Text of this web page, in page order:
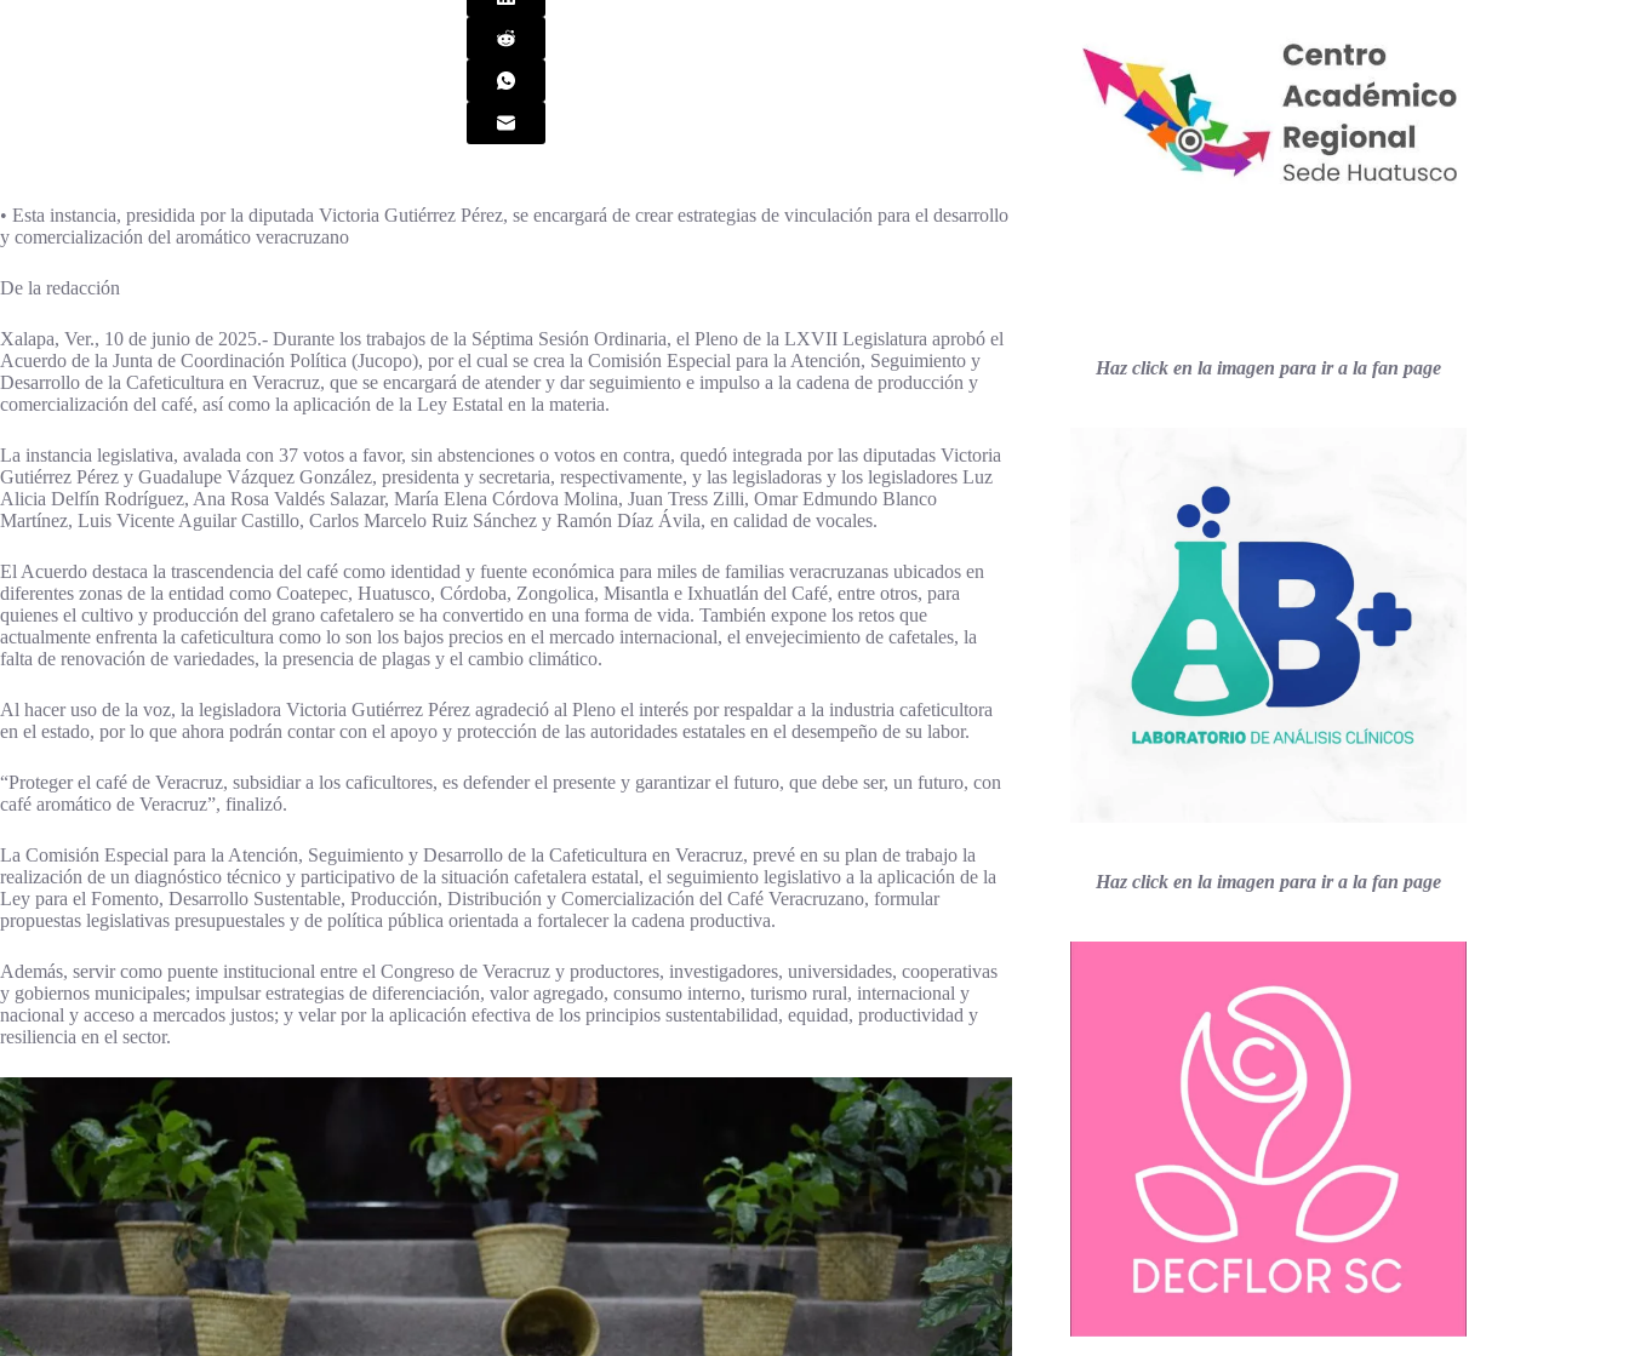
• Esta instancia, presidida por la diputada Victoria Gutiérrez Pérez, se encargará de crear estrategias de vinculación para el desarrollo
y comercialización del aromático veracruzano
De la redacción
Xalapa, Ver., 10 de junio de 2025.- Durante los trabajos de la Séptima Sesión Ordinaria, el Pleno de la LXVII Legislatura aprobó el
Acuerdo de la Junta de Coordinación Política (Jucopo), por el cual se crea la Comisión Especial para la Atención, Seguimiento y
Desarrollo de la Cafeticultura en Veracruz, que se encargará de atender y dar seguimiento e impulso a la cadena de producción y
comercialización del café, así como la aplicación de la Ley Estatal en la materia.
La instancia legislativa, avalada con 37 votos a favor, sin abstenciones o votos en contra, quedó integrada por las diputadas Victoria
Gutiérrez Pérez y Guadalupe Vázquez González, presidenta y secretaria, respectivamente, y las legisladoras y los legisladores Luz
Alicia Delfín Rodríguez, Ana Rosa Valdés Salazar, María Elena Córdova Molina, Juan Tress Zilli, Omar Edmundo Blanco
Martínez, Luis Vicente Aguilar Castillo, Carlos Marcelo Ruiz Sánchez y Ramón Díaz Ávila, en calidad de vocales.
El Acuerdo destaca la trascendencia del café como identidad y fuente económica para miles de familias veracruzanas ubicados en
diferentes zonas de la entidad como Coatepec, Huatusco, Córdoba, Zongolica, Misantla e Ixhuatlán del Café, entre otros, para
quienes el cultivo y producción del grano cafetalero se ha convertido en una forma de vida. También expone los retos que
actualmente enfrenta la cafeticultura como lo son los bajos precios en el mercado internacional, el envejecimiento de cafetales, la
falta de renovación de variedades, la presencia de plagas y el cambio climático.
Al hacer uso de la voz, la legisladora Victoria Gutiérrez Pérez agradeció al Pleno el interés por respaldar a la industria cafeticultora
en el estado, por lo que ahora podrán contar con el apoyo y protección de las autoridades estatales en el desempeño de su labor.
“Proteger el café de Veracruz, subsidiar a los caficultores, es defender el presente y garantizar el futuro, que debe ser, un futuro, con
café aromático de Veracruz”, finalizó.
La Comisión Especial para la Atención, Seguimiento y Desarrollo de la Cafeticultura en Veracruz, prevé en su plan de trabajo la
realización de un diagnóstico técnico y participativo de la situación cafetalera estatal, el seguimiento legislativo a la aplicación de la
Ley para el Fomento, Desarrollo Sustentable, Producción, Distribución y Comercialización del Café Veracruzano, formular
propuestas legislativas presupuestales y de política pública orientada a fortalecer la cadena productiva.
Además, servir como puente institucional entre el Congreso de Veracruz y productores, investigadores, universidades, cooperativas
y gobiernos municipales; impulsar estrategias de diferenciación, valor agregado, consumo interno, turismo rural, internacional y
nacional y acceso a mercados justos; y velar por la aplicación efectiva de los principios sustentabilidad, equidad, productividad y
resiliencia en el sector.
Haz click en la imagen para ir a la fan page
Haz click en la imagen para ir a la fan page